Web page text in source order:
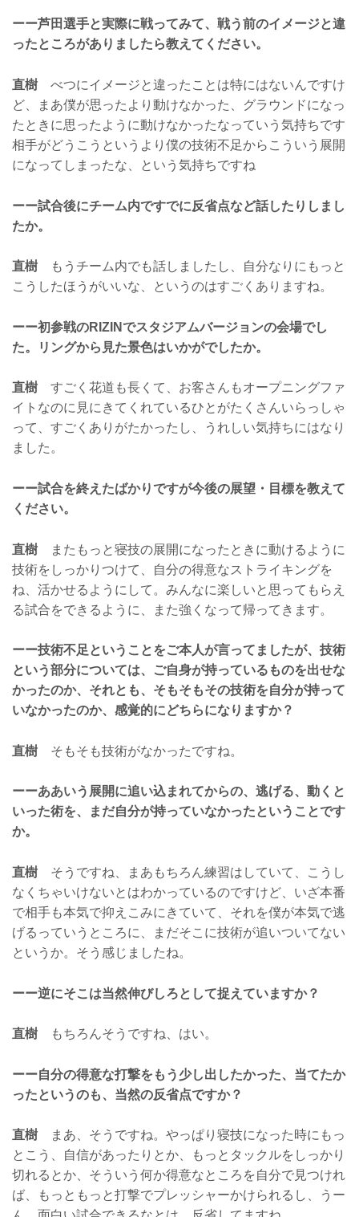
ーー芦田選手と実際に戦ってみて、戦う前のイメージと違
ったところがありましたら教えてください。
直樹 べつにイメージと違ったことは特にはないんですけ
ど、まあ僕が思ったより動けなかった、グラウンドになっ
たときに思ったように動けなかったなっていう気持ちです
相手がどうこうというより僕の技術不足からこういう展開
になってしまったな、という気持ちですね
ーー試合後にチーム内ですでに反省点など話したりしまし
たか。
直樹 もうチーム内でも話しましたし、自分なりにもっと
こうしたほうがいいな、というのはすごくありますね。
ーー初参戦のRIZINでスタジアムバージョンの会場でし
た。リングから見た景色はいかがでしたか。
直樹 すごく花道も長くて、お客さんもオープニングファ
イトなのに見にきてくれているひとがたくさんいらっしゃ
って、すごくありがたかったし、うれしい気持ちにはなり
ました。
ーー試合を終えたばかりですが今後の展望・目標を教えて
ください。
直樹 またもっと寝技の展開になったときに動けるように
技術をしっかりつけて、自分の得意なストライキングを
ね、活かせるようにして。みんなに楽しいと思ってもらえ
る試合をできるように、また強くなって帰ってきます。
ーー技術不足ということをご本人が言ってましたが、技術
という部分については、ご自身が持っているものを出せな
かったのか、それとも、そもそもその技術を自分が持って
いなかったのか、感覚的にどちらになりますか？
直樹 そもそも技術がなかったですね。
ーーああいう展開に追い込まれてからの、逃げる、動くと
いった術を、まだ自分が持っていなかったということです
か。
直樹 そうですね、まあもちろん練習はしていて、こうし
なくちゃいけないとはわかっているのですけど、いざ本番
で相手も本気で抑えこみにきていて、それを僕が本気で逃
げるっていうところに、まだそこに技術が追いついてない
というか。そう感じましたね。
ーー逆にそこは当然伸びしろとして捉えていますか？
直樹 もちろんそうですね、はい。
ーー自分の得意な打撃をもう少し出したかった、当てたか
ったというのも、当然の反省点ですか？
直樹 まあ、そうですね。やっぱり寝技になった時にもっ
とこう、自信があったりとか、もっとタックルをしっかり
切れるとか、そういう何か得意なところを自分で見つけれ
ば、もっともっと打撃でプレッシャーかけられるし、うー